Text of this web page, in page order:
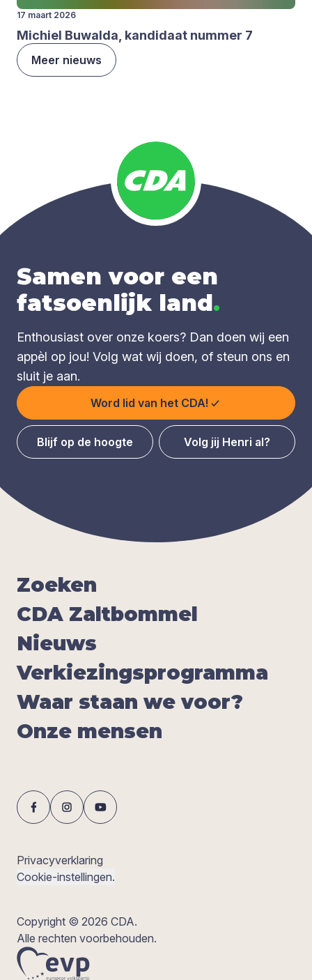
17 maart 2026
Michiel Buwal­da, kan­di­daat num­mer 7
Meer nieuws
Samen voor een
fatsoenlijk land.
Enthousiast over onze koers? Dan doen wij een
appèl op jou! Volg wat wij doen, of steun ons en
sluit je aan.
Word lid van het CDA!
Blijf op de hoogte Volg jij Henri al?
Zoe­ken
CDA Zalt­bom­mel
Nieuws
Ver­kie­zings­pro­gram­ma
Waar staan we voor?
Onze men­sen
Privacyverklaring
Cookie-instellingen.
Copyright © 2026 CDA.
Alle rechten voorbehouden.